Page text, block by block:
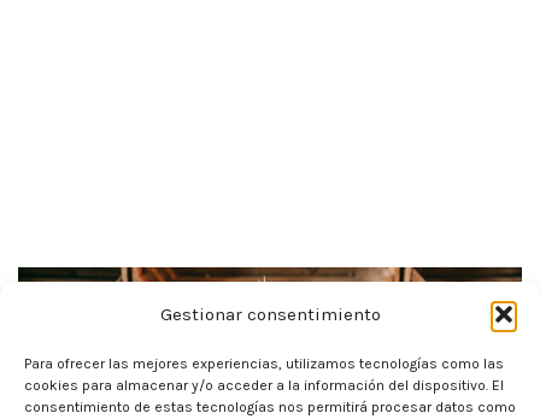
Gestionar consentimiento
Para ofrecer las mejores experiencias, utilizamos tecnologías como las
cookies para almacenar y/o acceder a la información del dispositivo. El
consentimiento de estas tecnologías nos permitirá procesar datos como